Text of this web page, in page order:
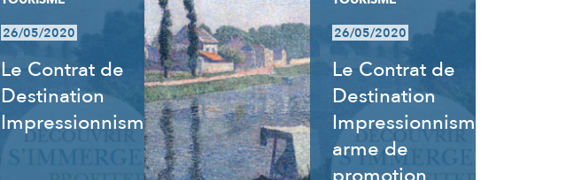
26/05/2020
Le Contrat de
Destination
Impressionnisme
26/05/2020
Le Contrat de
Destination
Impressionnisme,
arme de